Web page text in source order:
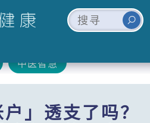
中医智慧
」透支了吗？